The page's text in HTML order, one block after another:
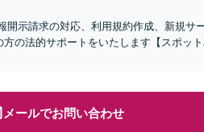
開示請求の対応、利用規約作成、新規サ
の法的サポートをいたします【スポッ
メールでお問い合わせ